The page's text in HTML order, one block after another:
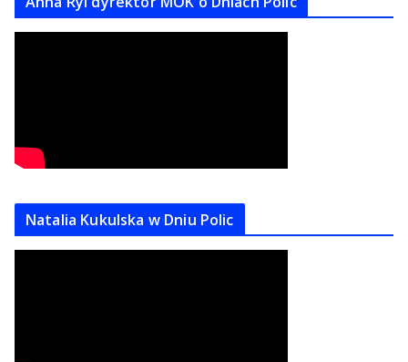
Natalia Kukulska w Dniu Polic